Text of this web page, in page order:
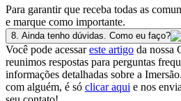
Para garantir que receba todas as
e marque como importante.
8 Ainda tenho dúvidas. Como eu faço?
Você pode acessareste artigo da nossa
reunimos respostas para perguntas
informações detalhadas sobre a
com alguém, é só clicar aqui e nos